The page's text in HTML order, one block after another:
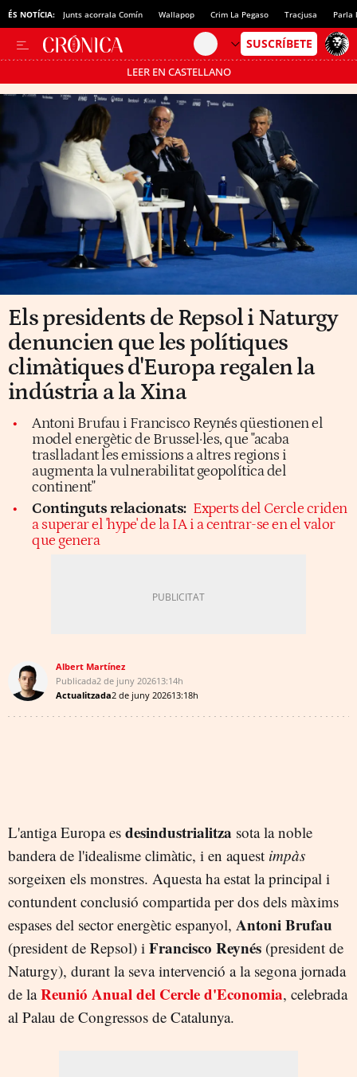
ÉS NOTÍCIA: Junts acorrala Comín Wallapop Crim La Pegaso Tracjusa Parla
LEER EN CASTELLANO
Passa’t al mode estalvi
Els presidents de Repsol i Naturgy
denuncien que les polítiques
climàtiques d'Europa regalen la
indústria a la Xina
Antoni Brufau i Francisco Reynés qüestionen el
model energètic de Brussel·les, que "acaba
traslladant les emissions a altres regions i
augmenta la vulnerabilitat geopolítica del
continent"
Continguts relacionats: Experts del Cercle criden
a superar el 'hype' de la IA i a centrar-se en el valor
que genera
Albert Martínez
Publicada2 de juny 202613:14h
Actualitzada2 de juny 202613:18h
L'antiga Europa es desindustrialitza sota la noble
bandera de l'idealisme climàtic, i en aquest impàs
sorgeixen els monstres. Aquesta ha estat la principal i
contundent conclusió compartida per dos dels màxims
espases del sector energètic espanyol, Antoni Brufau
(president de Repsol) i Francisco Reynés (president de
Naturgy), durant la seva intervenció a la segona jornada
de laReunió Anual del Cercle d'Economia, celebrada
al Palau de Congressos de Catalunya.